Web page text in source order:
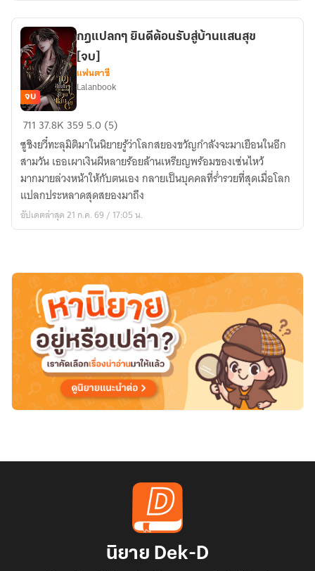
สู่
อะ
พาร์
ต
เมน
ต์
วัน
สิ้น
โลก
[นิยาย
แปล]
กฎ
แปลกๆ
ยินดี
ต้อนรับ
สู่
บ้าน
แสนสุข
จบ
กฎแปลกๆ ยินดีต้อนรับสู่บ้านแสนสุข
[จบ]
แฟนตาซี
Lalanbook
711 37.8K 359 5.0 (5)
ซูชิงยวี๋ทะลุมิติมาในนิยายรู้ว่าโลกสยองขวัญกำลังจะมาเยือนในอีก
สามวัน เธอเผาเงินผีหลายร้อยล้านเหรียญพร้อมของเซ่นไหว้
มากมายล่วงหน้าให้กับตนเอง กลายเป็นบุคคลที่ร่ำรวยที่สุดเมื่อโลก
แปลกประหลาดสุดสยองมาถึง
อัปเดตล่าสุด 21 ก.ค. 69 / 17:05 น.
นิยาย Dek-D